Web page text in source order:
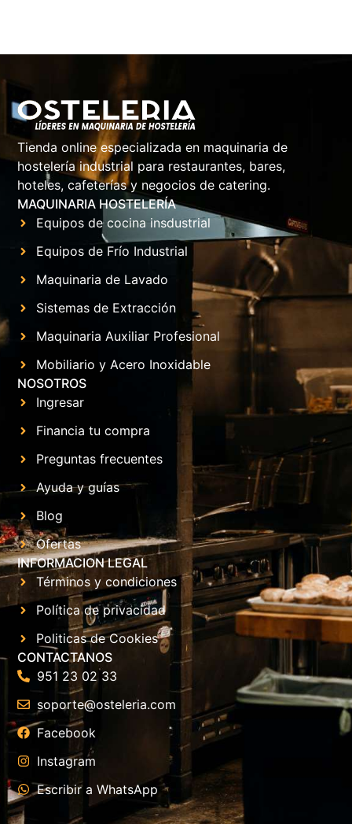
Tienda online especializada en maquinaria de
hostelería industrial para restaurantes, bares,
hoteles, cafeterías y negocios de catering.
MAQUINARIA HOSTELERÍA
Equipos de cocina insdustrial
Equipos de Frío Industrial
Maquinaria de Lavado
Sistemas de Extracción
Maquinaria Auxiliar Profesional
Mobiliario y Acero Inoxidable
NOSOTROS
Ingresar
Financia tu compra
Preguntas frecuentes
Ayuda y guías
Blog
Ofertas
INFORMACION LEGAL
Términos y condiciones
Política de privacidad
Politicas de Cookies
CONTACTANOS
951 23 02 33
soporte@osteleria.com
Facebook
Instagram
Escribir a WhatsApp